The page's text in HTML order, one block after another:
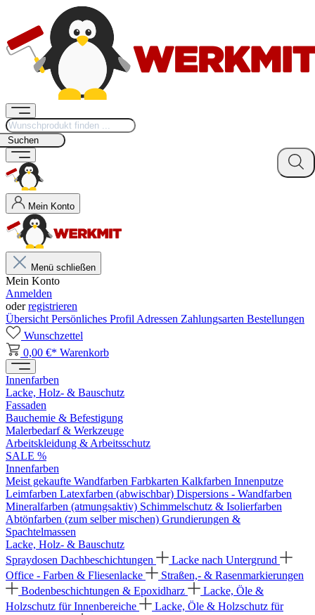
Suchen
Mein Konto
Menü schließen
Mein Konto
Anmelden
oderregistrieren
Übersicht Persönliches Profil Adressen Zahlungsarten Bestellungen
Wunschzettel
0,00 €* Warenkorb
Innenfarben
Lacke, Holz- & Bauschutz
Fassaden
Bauchemie & Befestigung
Malerbedarf & Werkzeuge
Arbeitskleidung & Arbeitsschutz
SALE %
Innenfarben
Meist gekaufte Wandfarben Farbkarten Kalkfarben Innenputze
Leimfarben Latexfarben (abwischbar) Dispersions - Wandfarben
Mineralfarben (atmungsaktiv) Schimmelschutz & Isolierfarben
Abtönfarben (zum selber mischen) Grundierungen &
Spachtelmassen
Lacke, Holz- & Bauschutz
Spraydosen Dachbeschichtungen
Lacke nach Untergrund
Office - Farben & Fliesenlacke
Straßen,- & Rasenmarkierungen
Bodenbeschichtungen & Epoxidharz
Lacke, Öle &
Holzschutz für Innenbereiche
Lacke, Öle & Holzschutz für